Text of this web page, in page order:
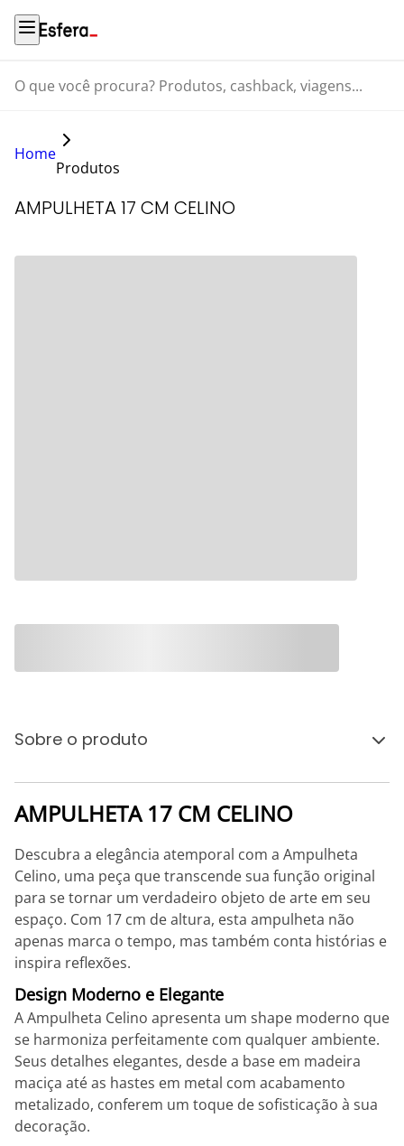
O que você procura? Produtos, cashback, viagens...
Home
Produtos
AMPULHETA 17 CM CELINO
Sobre o produto
AMPULHETA 17 CM CELINO
Descubra a elegância atemporal com a Ampulheta
Celino, uma peça que transcende sua função original
para se tornar um verdadeiro objeto de arte em seu
espaço. Com 17 cm de altura, esta ampulheta não
apenas marca o tempo, mas também conta histórias e
inspira reflexões.
Design Moderno e Elegante
A Ampulheta Celino apresenta um shape moderno que
se harmoniza perfeitamente com qualquer ambiente.
Seus detalhes elegantes, desde a base em madeira
maciça até as hastes em metal com acabamento
metalizado, conferem um toque de sofisticação à sua
decoração.